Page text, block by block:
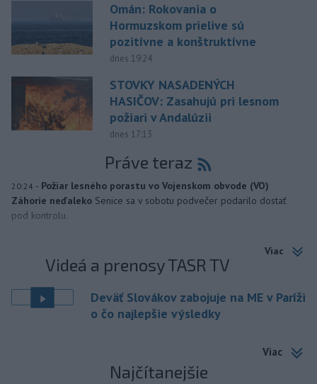
Omán: Rokovania o
Hormuzskom prielive sú
pozitívne a konštruktívne
dnes 19:24
STOVKY NASADENÝCH
HASIČOV: Zasahujú pri lesnom
požiari v Andalúzii
dnes 17:13
Práve teraz
20:24 - Požiar lesného porastu vo Vojenskom obvode (VO)
Záhorie neďaleko Senice sa v sobotu podvečer podarilo dostať
pod kontrolu.
Viac
Videá a prenosy TASR TV
Deväť Slovákov zabojuje na ME v Paríži
o čo najlepšie výsledky
Viac
Najčítanejšie